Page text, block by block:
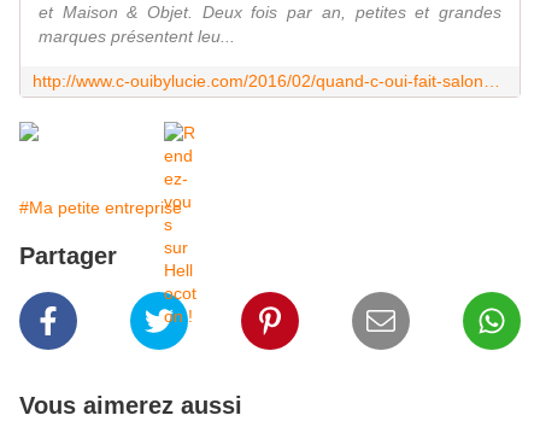
et Maison & Objet. Deux fois par an, petites et grandes
marques présentent leu...
#Ma petite entreprise
Partager
Vous aimerez aussi